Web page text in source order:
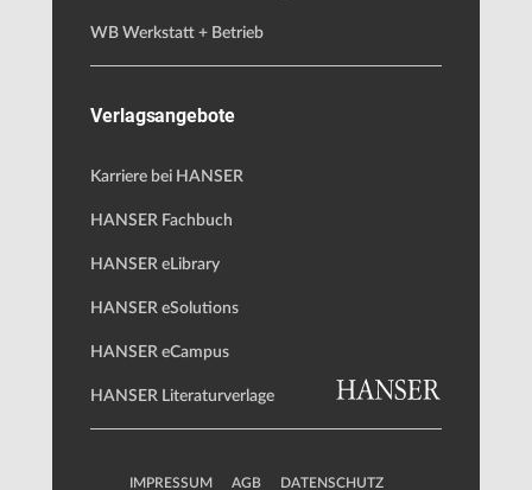
WB Werkstatt + Betrieb
Verlagsangebote
Karriere bei HANSER
HANSER Fachbuch
HANSER eLibrary
HANSER eSolutions
HANSER eCampus
HANSER Literaturverlage
IMPRESSUM AGB DATENSCHUTZ